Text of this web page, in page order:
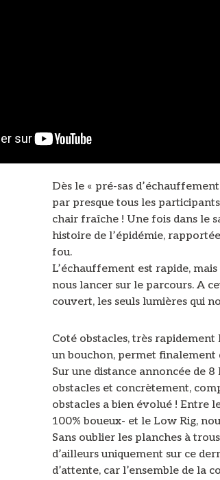
Dès le « pré-sas
par presque tous les
chair fraîche ! Une fois dans le
histoire de l’épidémie,
fou.
L’échauffement est rapide,
nous lancer sur le parcours. A
couvert, les seuls lumières qui
Coté obstacles, très
un bouchon, permet finalement
Sur une distance annoncée de
obstacles et concrètement,
obstacles a bien évolué ! Entre
100% boueux- et le Low Rig,
Sans oublier les planches à
d’ailleurs uniquement sur ce
d’attente, car l’ensemble de la